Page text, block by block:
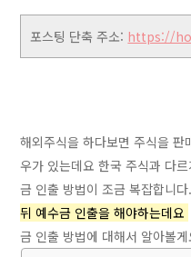
포스팅 단축 주소: https://
해외주식을 하다보면 주식을
우가 있는데요 한국 주식과 다
금 인출 방법이 조금 복잡합니
뒤 예수금 인출을 해야하는데요
금 인출 방법에 대해서 알아볼게